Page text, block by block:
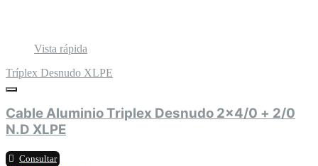
Vista rápida
Tríplex Desnudo XLPE
Cable Aluminio Triplex Desnudo 2x4/0 + 2/0
N.D XLPE
Consultar